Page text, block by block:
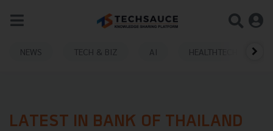
NEWS TECH & BIZ AI HEALTHTECH
LATEST IN BANK OF THAILAND